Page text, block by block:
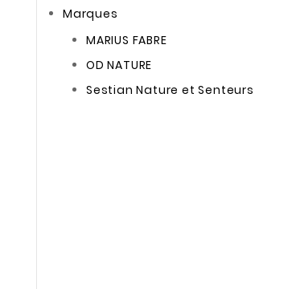
Marques
MARIUS FABRE
OD NATURE
Sestian Nature et Senteurs